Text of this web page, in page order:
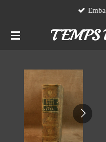
contenu
TEMPS